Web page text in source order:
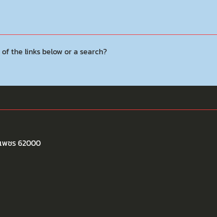
the links below or a search?
พชร 62000